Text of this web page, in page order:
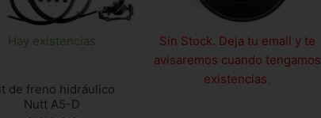
Hay existencias
de freno hidráulico
Nutt A5-D
Sin Stock. Deja tu email y te
avisaremos cuando tengamos
existencias.